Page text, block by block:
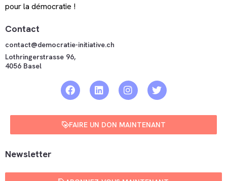
pour la démocratie !
Contact
contact@democratie-initiative.ch
Lothringerstrasse 96,
4056 Basel
FAIRE UN DON MAINTENANT
Newsletter